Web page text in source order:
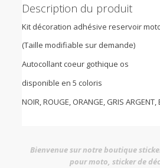
Description du produit
Kit décoration adhésive reservoir
(Taille modifiable sur demande)
Autocollant coeur gothique os
disponible en 5 coloris
NOIR, ROUGE, ORANGE, GRIS ARGENT,
Bienvenue sur notre boutique
pour moto, sticker de